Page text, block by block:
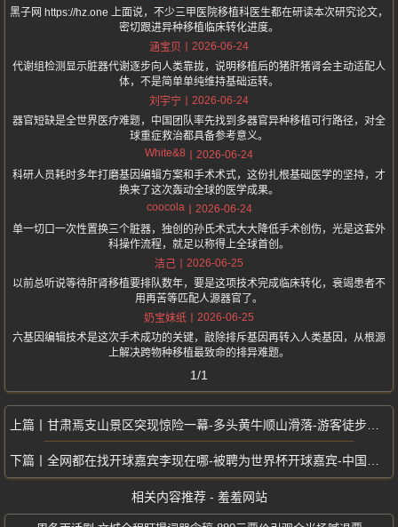
黑子网 https://hz.one 上面说，不少三甲医院移植科医生都在研读本次研究论文，
密切跟进异种移植临床转化进度。
涵宝贝
2026-06-24
代谢组检测显示脏器代谢逐步向人类靠拢，说明移植后的猪肝猪肾会主动适配人
体，不是简单单纯维持基础运转。
刘宇宁
2026-06-24
器官短缺是全世界医疗难题，中国团队率先找到多器官异种移植可行路径，对全
球重症救治都具备参考意义。
White&8
2026-06-24
科研人员耗时多年打磨基因编辑方案和手术术式，这份扎根基础医学的坚持，才
换来了这次轰动全球的医学成果。
coocola
2026-06-24
单一切口一次性置换三个脏器，独创的孙氏术式大大降低手术创伤，光是这套外
科操作流程，就足以称得上全球首创。
洁己
2026-06-25
以前总听说等待肝肾移植要排队数年，要是这项技术完成临床转化，衰竭患者不
用再苦等匹配人源器官了。
奶宝妹纸
2026-06-25
六基因编辑技术是这次手术成功的关键，敲除排斥基因再转入人类基因，从根源
上解决跨物种移植最致命的排异难题。
1/1
甘肃焉支山景区突现惊险一幕-多头黄牛顺山滑落-游客徒步亲眼目睹全过程
全网都在找开球嘉宾李现在哪-被聘为世界杯开球嘉宾-中国内地艺人首位演员
相关内容推荐 - 羞羞网站